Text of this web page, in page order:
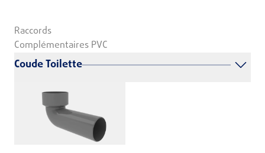
Raccords
Complémentaires PVC
Coude Toilette